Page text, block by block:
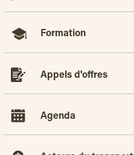
Formation
Appels d'offres
Agenda